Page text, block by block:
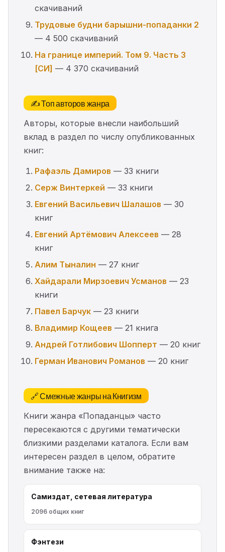
скачиваний
Трудовые будни барышни-попаданки 2
— 4 500 скачиваний
На границе империй. Том 9. Часть 3
[СИ] — 4 370 скачиваний
✍️ Топ авторов жанра
Авторы, которые внесли наибольший
вклад в раздел по числу опубликованных
книг:
Рафаэль Дамиров — 33 книги
Серж Винтеркей — 33 книги
Евгений Васильевич Шалашов — 30
книг
Евгений Артёмович Алексеев — 28
книг
Алим Тыналин — 27 книг
Хайдарали Мирзоевич Усманов — 23
книги
Павел Барчук — 23 книги
Владимир Кощеев — 21 книга
Андрей Готлибович Шопперт — 20 книг
Герман Иванович Романов — 20 книг
🔗 Смежные жанры на Книгизм
Книги жанра «Попаданцы» часто
пересекаются с другими тематически
близкими разделами каталога. Если вам
интересен раздел в целом, обратите
внимание также на:
Самиздат, сетевая литература
2096 общих книг
Фэнтези